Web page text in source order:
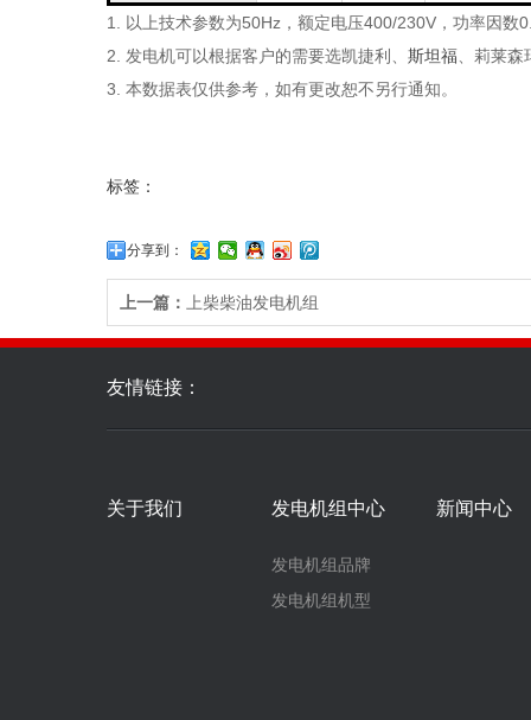
1. 以上技术参数为50Hz，额定电压400/230V，功率因
2. 发电机可以根据客户的需要选凯捷利、 斯坦福 、莉莱
3. 本数据表仅供参考，如有更改恕不另行通知。
标签：
分享到：
上一篇： 上柴柴油发电机组
友情链接：
关于我们 发电机组中心
发电机组品牌
发电机组机型
新闻中心